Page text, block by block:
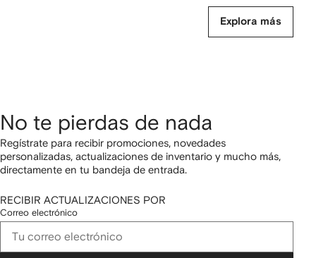
Explora más
No te pierdas de nada
Regístrate para recibir promociones, novedades
personalizadas, actualizaciones de inventario y mucho más,
directamente en tu bandeja de entrada.
RECIBIR ACTUALIZACIONES POR
Correo electrónico